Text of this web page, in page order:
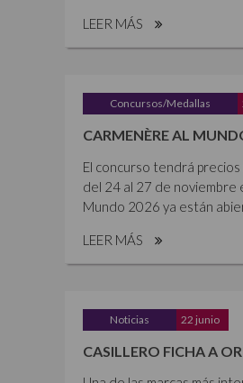
LEER MÁS
Concursos/Medallas
CARMENÈRE AL
El concurso tendrá
del 24 al 27 de noviembre
Mundo 2026 ya están
LEER MÁS
Noticias 22 junio
CASILLERO FICHA A